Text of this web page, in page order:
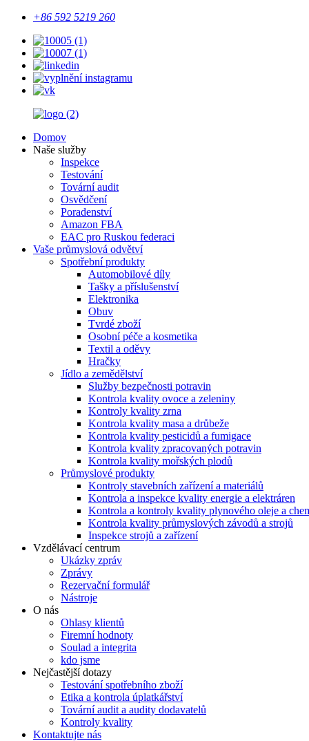
+86 592 5219 260
Domov
Naše služby
Inspekce
Testování
Tovární audit
Osvědčení
Poradenství
Amazon FBA
EAC pro Ruskou federaci
Vaše průmyslová odvětví
Spotřební produkty
Automobilové díly
Tašky a příslušenství
Elektronika
Obuv
Tvrdé zboží
Osobní péče a kosmetika
Textil a oděvy
Hračky
Jídlo a zemědělství
Služby bezpečnosti potravin
Kontrola kvality ovoce a zeleniny
Kontroly kvality zrna
Kontrola kvality masa a drůbeže
Kontrola kvality pesticidů a fumigace
Kontrola kvality zpracovaných potravin
Kontrola kvality mořských plodů
Průmyslové produkty
Kontroly stavebních zařízení a materiálů
Kontrola a inspekce kvality energie a elektráren
Kontrola a kontroly kvality plynového oleje a
Kontrola kvality průmyslových závodů a strojů
Inspekce strojů a zařízení
Vzdělávací centrum
Ukázky zpráv
Zprávy
Rezervační formulář
Nástroje
O nás
Ohlasy klientů
Firemní hodnoty
Soulad a integrita
kdo jsme
Nejčastější dotazy
Testování spotřebního zboží
Etika a kontrola úplatkářství
Tovární audit a audity dodavatelů
Kontroly kvality
Kontaktujte nás